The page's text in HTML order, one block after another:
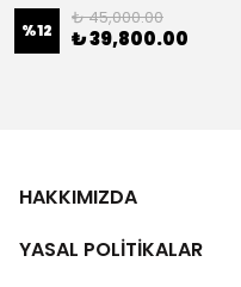
%12
₺ 45,000.00
₺ 39,800.00
HAKKIMIZDA
YASAL POLİTİKALAR